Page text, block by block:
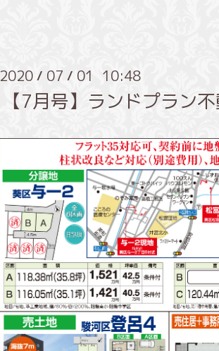
2020 / 07 / 01 10:48
【7月号】ランドプラン